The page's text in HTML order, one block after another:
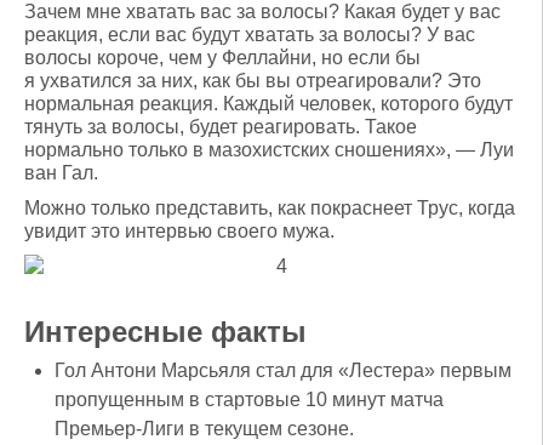
Зачем мне хватать вас за волосы? Какая будет у вас
реакция, если вас будут хватать за волосы? У вас
волосы короче, чем у Феллайни, но если бы
я ухватился за них, как бы вы отреагировали? Это
нормальная реакция. Каждый человек, которого будут
тянуть за волосы, будет реагировать. Такое
нормально только в мазохистских сношениях», — Луи
ван Гал.
Можно только представить, как покраснеет Трус, когда
увидит это интервью своего мужа.
Интересные факты
Гол Антони Марсьяля стал для «Лестера» первым
пропущенным в стартовые 10 минут матча
Премьер-Лиги в текущем сезоне.